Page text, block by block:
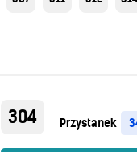
304 Przystanek